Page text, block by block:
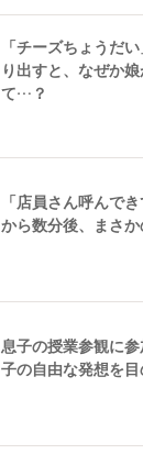
「チーズちょうだ
り出すと、なぜか
て…？
「店員さん呼んで
から数分後、まさ
息子の授業参観に
子の自由な発想を